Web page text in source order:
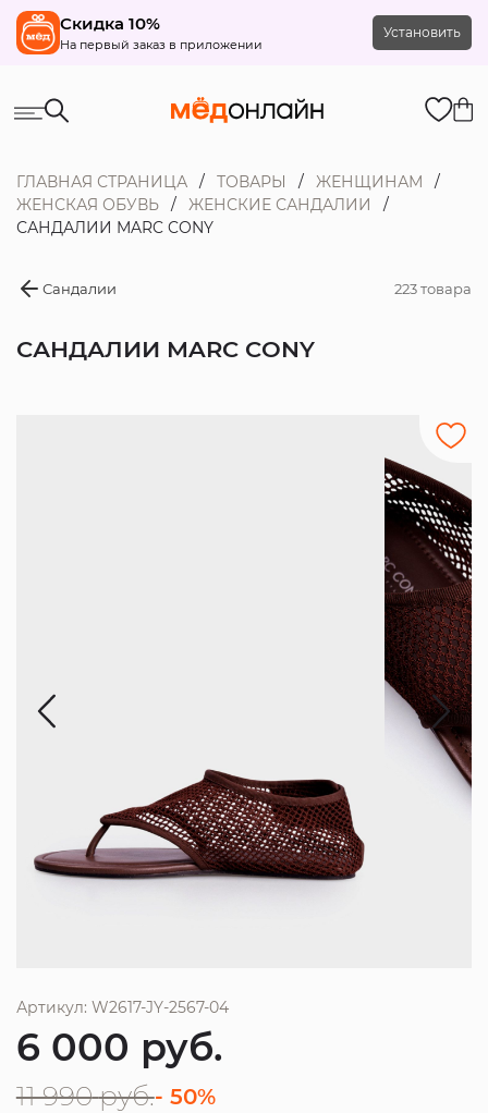
Скидка 10%
На первый заказ в приложении
Установить
ГЛАВНАЯ СТРАНИЦА ТОВАРЫ
ЖЕНЩИНАМ
ЖЕНСКАЯ ОБУВЬ
ЖЕНСКИЕ САНДАЛИИ
САНДАЛИИ MARC CONY
Сандалии 223 товара
САНДАЛИИ MARC CONY
Артикул: W2617-JY-2567-04
6 000 руб.
11 990 руб.- 50%